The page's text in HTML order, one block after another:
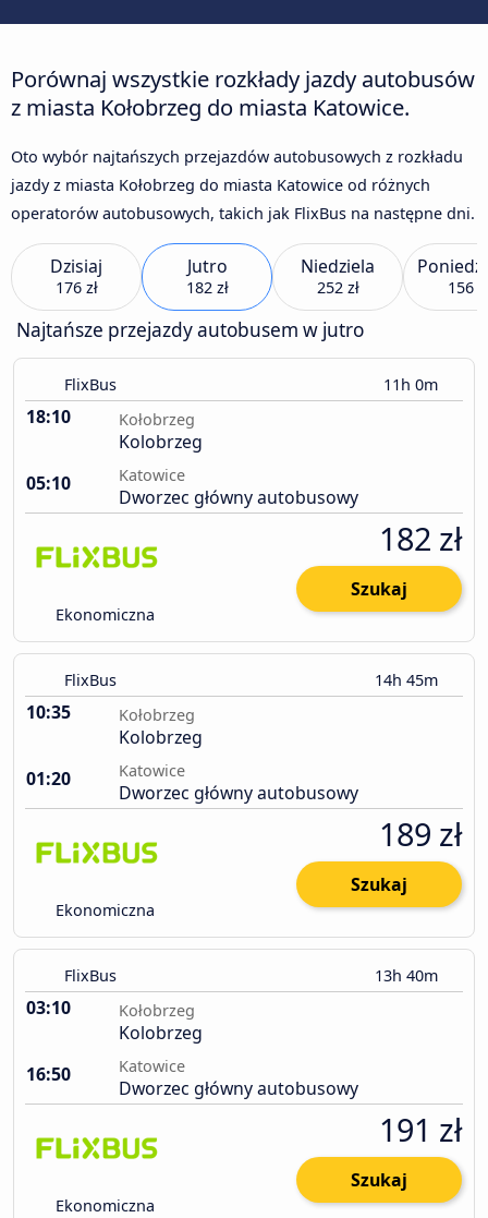
Porównaj wszystkie rozkłady jazdy autobusów
z miasta Kołobrzeg do miasta Katowice.
Oto wybór najtańszych przejazdów autobusowych z rozkładu
jazdy z miasta Kołobrzeg do miasta Katowice od różnych
operatorów autobusowych, takich jak FlixBus na następne dni.
Dzisiaj
176 zł
Jutro
182 zł
Niedziela
252 zł 156
Najtańsze przejazdy autobusem w jutro
FlixBus 11h 0m
18:10 Kołobrzeg
Kolobrzeg
05:10
Katowice
Dworzec główny autobusowy
Ekonomiczna
182 zł
Szukaj
FlixBus 14h 45m
10:35 Kołobrzeg
Kolobrzeg
01:20
Katowice
Dworzec główny autobusowy
Ekonomiczna
189 zł
Szukaj
FlixBus 13h 40m
03:10 Kołobrzeg
Kolobrzeg
16:50
Katowice
Dworzec główny autobusowy
Ekonomiczna
191 zł
Szukaj